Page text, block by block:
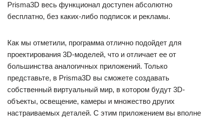
Prisma3D весь функционал доступен абсолютно
бесплатно, без каких-либо подписок и рекламы.
Как мы отметили, программа отлично подойдет для
проектирования 3D-моделей, что и отличает ее от
большинства аналогичных приложений. Только
представьте, в Prisma3D вы сможете создавать
собственный виртуальный мир, в котором будут 3D-
объекты, освещение, камеры и множество других
настраиваемых деталей. С этим приложением вы вполне